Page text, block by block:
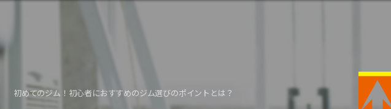
初めてのジム！初心者におすすめのジム選びのポイントとは？